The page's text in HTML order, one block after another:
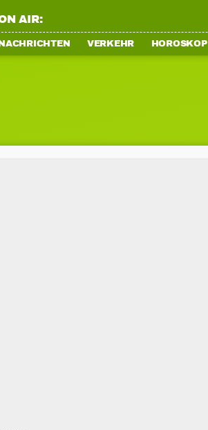
AIR:
VERKEHR HOROSKOP